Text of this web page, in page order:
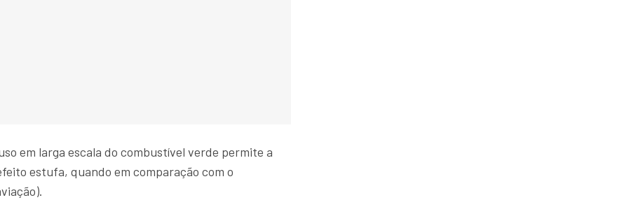
em larga escala do combustível verde permite a
estufa, quando em comparação com o